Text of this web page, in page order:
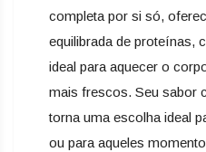
completa por si só,
equilibrada de proteínas,
ideal para aquecer o
mais frescos. Seu sabor
torna uma escolha ideal
ou para aqueles